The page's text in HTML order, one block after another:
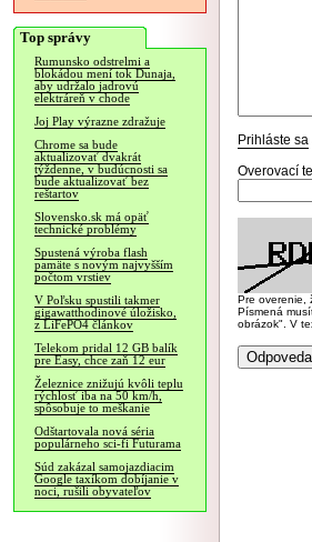
Top správy
Rumunsko odstrelmi a
blokádou mení tok Dunaja,
aby udržalo jadrovú
elektráreň v chode
Joj Play výrazne zdražuje
Chrome sa bude
aktualizovať dvakrát
týždenne, v budúcnosti sa
bude aktualizovať bez
reštartov
Slovensko.sk má opäť
technické problémy
Spustená výroba flash
pamäte s novým najvyšším
počtom vrstiev
V Poľsku spustili takmer
gigawatthodinové úložisko,
z LiFePO4 článkov
Telekom pridal 12 GB balík
pre Easy, chce zaň 12 eur
Železnice znižujú kvôli teplu
rýchlosť iba na 50 km/h,
spôsobuje to meškanie
Odštartovala nová séria
populárneho sci-fi Futurama
Súd zakázal samojazdiacim
Google taxíkom dobíjanie v
noci, rušili obyvateľov
Prihláste sa
Overovací
Pre overenie,
Písmená
obrázok". V